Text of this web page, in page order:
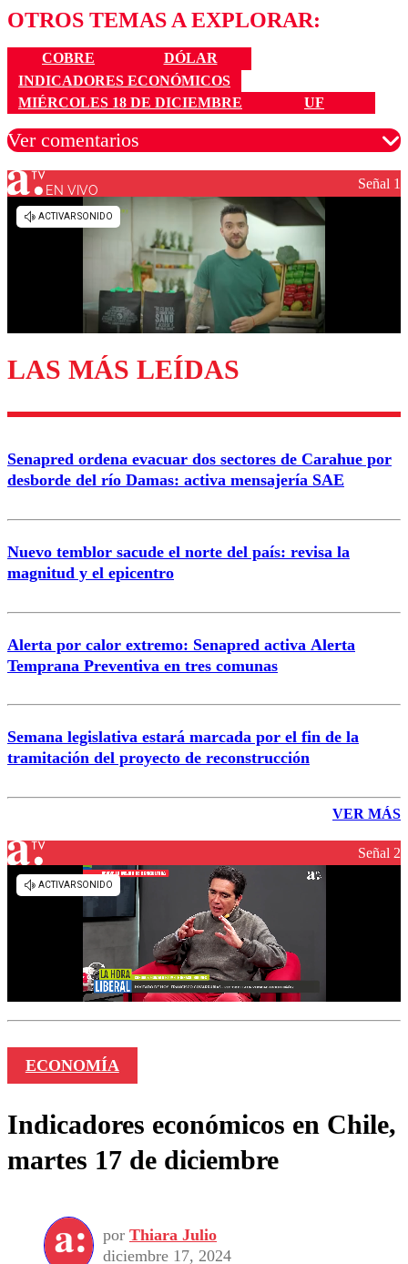
OTROS TEMAS A EXPLORAR:
COBRE
DÓLAR
INDICADORES ECONÓMICOS
MIÉRCOLES 18 DE DICIEMBRE
UF
Ver comentarios
Los comentarios son moderados para garantizar un
diálogo respetuoso.
Enviar comentario
EN VIVO Señal 1
LAS MÁS LEÍDAS
Senapred ordena evacuar dos sectores de Carahue por
desborde del río Damas: activa mensajería SAE
Nuevo temblor sacude el norte del país: revisa la
magnitud y el epicentro
Alerta por calor extremo: Senapred activa Alerta
Temprana Preventiva en tres comunas
Semana legislativa estará marcada por el fin de la
tramitación del proyecto de reconstrucción
VER MÁS
Señal 2
ECONOMÍA
Indicadores económicos en Chile,
martes 17 de diciembre
por Thiara Julio
diciembre 17, 2024